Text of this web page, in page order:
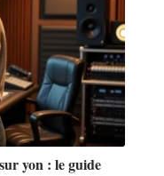
yon : le guide